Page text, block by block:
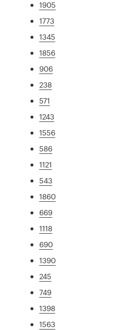
1905
1773
1345
1856
906
238
571
1243
1556
586
1121
543
1860
669
1118
690
1390
245
749
1398
1563